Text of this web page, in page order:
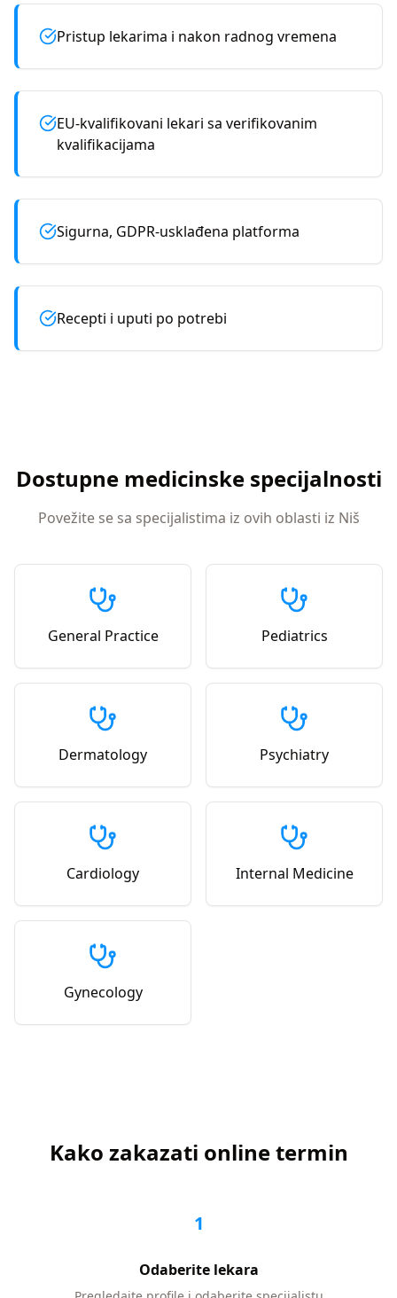
Pristup lekarima i nakon radnog vremena
EU-kvalifikovani lekari sa verifikovanim
kvalifikacijama
Sigurna, GDPR-usklađena platforma
Recepti i uputi po potrebi
Dostupne medicinske specijalnosti
Povežite se sa specijalistima iz ovih oblasti iz Niš
General Practice Pediatrics
Dermatology Psychiatry
Cardiology Internal Medicine
Gynecology
Kako zakazati online termin
1
Odaberite lekara